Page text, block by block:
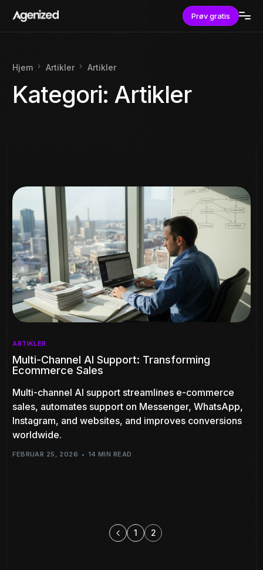
Prøv gratis
Hjem Artikler Artikler
Kategori: Artikler
ARTIKLER
Multi-Channel AI Support: Transforming
Ecommerce Sales
Multi-channel AI support streamlines e-commerce
sales, automates support on Messenger, WhatsApp,
Instagram, and websites, and improves conversions
worldwide.
FEBRUAR 25, 2026 14 MIN READ
1 2